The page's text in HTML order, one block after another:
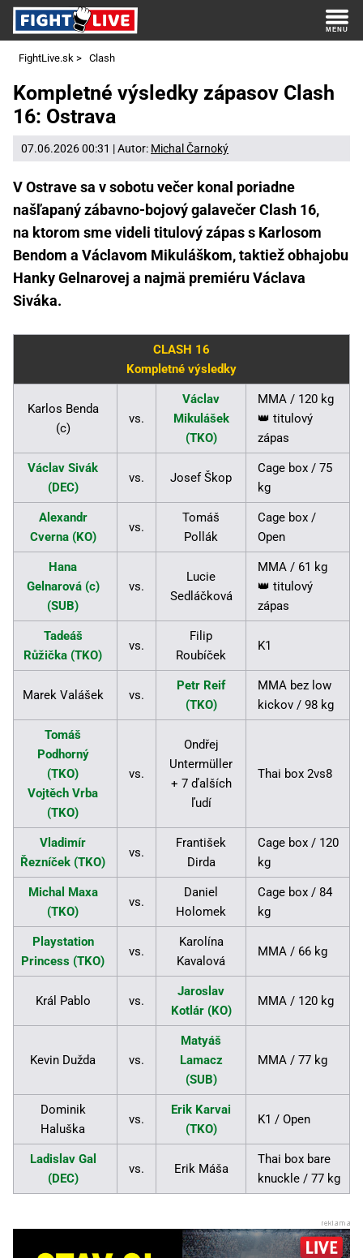
FightLive.sk > Clash
Kompletné výsledky zápasov Clash
16: Ostrava
07.06.2026 00:31 | Autor: Michal Čarnoký
V Ostrave sa v sobotu večer konal poriadne
našľapaný zábavno-bojový galavečer Clash 16,
na ktorom sme videli titulový zápas s Karlosom
Bendom a Václavom Mikuláškom, taktiež obhajobu
Hanky Gelnarovej a najmä premiéru Václava
Siváka.
CLASH 16
Kompletné výsledky
Karlos Benda
(c)
vs.
Václav
Mikulášek
(TKO)
MMA / 120 kg
👑 titulový
zápas
Václav Sivák
(DEC)
vs. Josef Škop
Cage box / 75
kg
Alexandr
Cverna (KO)
vs.
Tomáš
Pollák
Cage box /
Open
Hana
Gelnarová (c)
(SUB)
vs.
Lucie
Sedláčková
MMA / 61 kg
👑 titulový
zápas
Tadeáš
Růžička (TKO)
vs.
Filip
Roubíček
K1
Marek Valášek vs.
Petr Reif
(TKO)
MMA bez low
kickov / 98 kg
Tomáš
Podhorný
(TKO)
Vojtěch Vrba
(TKO)
vs.
Ondřej
Untermüller
+ 7 ďalších
ľudí
Thai box 2vs8
Vladimír
Řezníček (TKO)
vs.
František
Dirda
Cage box / 120
kg
Michal Maxa
(TKO)
vs.
Daniel
Holomek
Cage box / 84
kg
Playstation
Princess (TKO)
vs.
Karolína
Kavalová
MMA / 66 kg
Král Pablo vs.
Jaroslav
Kotlár (KO)
MMA / 120 kg
Kevin Dužda vs.
Matyáš
Lamacz
(SUB)
MMA / 77 kg
Dominik
Haluška
vs.
Erik Karvai
(TKO)
K1 / Open
Ladislav Gal
(DEC)
vs. Erik Máša
Thai box bare
knuckle / 77 kg